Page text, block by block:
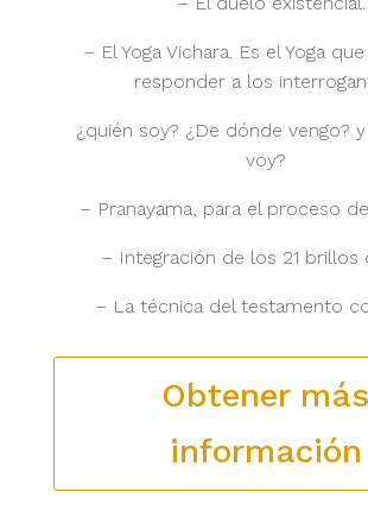
– El Yoga Vichara. Es el Yoga
responder a los
¿quién soy? ¿De dónde vengo?
voy?
– Pranayama, para el proceso
– Integración de los 21 brillos
– La técnica del testamento
Obtener más
información